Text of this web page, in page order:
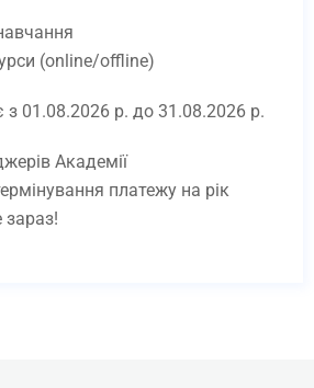
(online/offline)
з 01.08.2026 р. до 31.08.2026 р.
Академії
платежу на рік